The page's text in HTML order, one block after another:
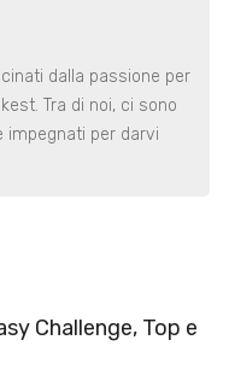
dalla passione per
Tra di noi, ci sono
impegnati per darvi
Challenge, Top e